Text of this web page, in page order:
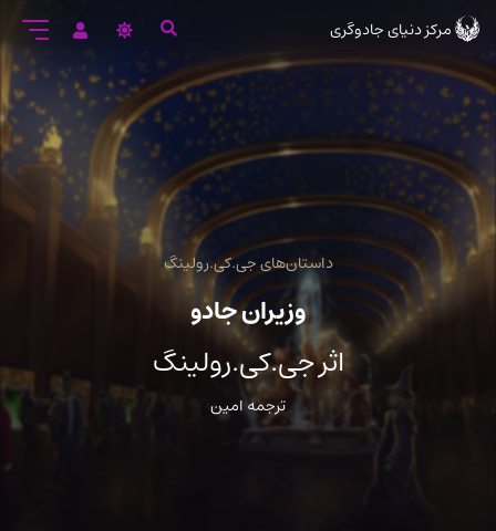
ورود
متن
اصلی
مرکز دنیای جادوگری
داستان‌های جی.کی.رولینگ
وزیران جادو
اثر جی.کی.رولینگ
ترجمه امین